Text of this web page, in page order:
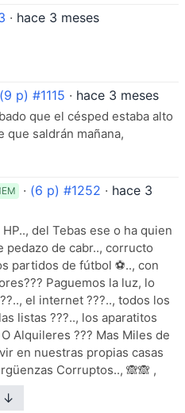
· hace 3 meses
(9 p) #1115 · hace 3 meses
que el césped estaba alto
que saldrán mañana,
· (6 p) #1252 · hace 3
del Tebas ese o ha quien
pedazo de cabr.., corructo
partidos de fútbol ⚽.., con
Paguemos la luz, lo
el internet ???.., todos los
listas ???.., los aparatitos
Alquileres ??? Mas Miles de
en nuestras propias casas
Corruptos.., 🙈🙈 ,
con la mafia del fútbol ???..,
etc etc.., que encima
↓